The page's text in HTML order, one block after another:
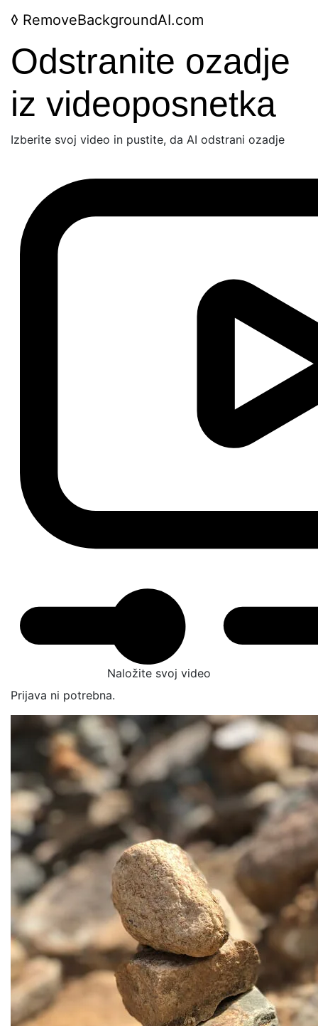
◊ RemoveBackgroundAI.com
Odstranite ozadje
iz videoposnetka
Izberite svoj video in pustite, da AI odstrani ozadje
Naložite svoj video
Prijava ni potrebna.